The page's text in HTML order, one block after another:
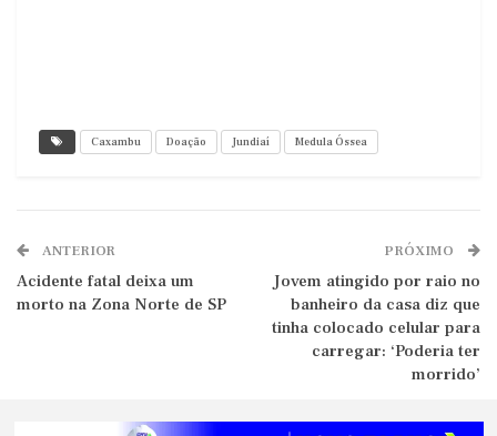
Caxambu Doação Jundiaí Medula Óssea
ANTERIOR
Acidente fatal deixa um
morto na Zona Norte de SP
PRÓXIMO
Jovem atingido por raio no
banheiro da casa diz que
tinha colocado celular para
carregar: ‘Poderia ter
morrido’